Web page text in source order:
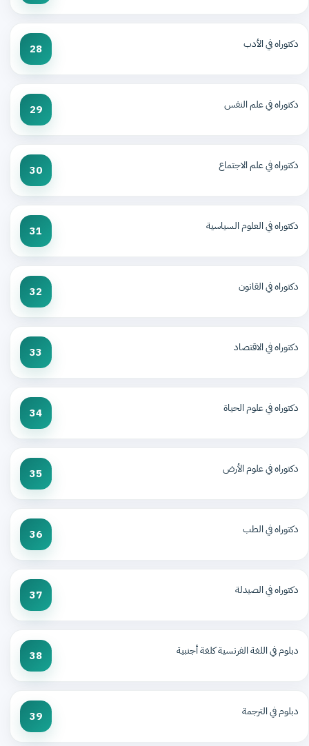
دكتوراه في الأدب 28
دكتوراه في علم النفس 29
دكتوراه في علم الاجتماع 30
دكتوراه في العلوم السياسية 31
دكتوراه في القانون 32
دكتوراه في الاقتصاد 33
دكتوراه في علوم الحياة 34
دكتوراه في علوم الأرض 35
دكتوراه في الطب 36
دكتوراه في الصيدلة 37
دبلوم في اللغة الفرنسية كلغة أجنبية 38
دبلوم في الترجمة 39